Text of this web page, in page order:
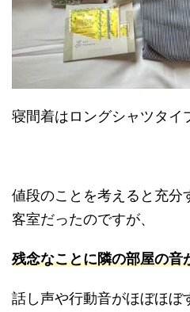
寝間着はロングシャツタイ
値段のことを考えると充分
客室だったのですが、
残念なことに隣の部屋の音
話し声や行動音がほぼほぼ